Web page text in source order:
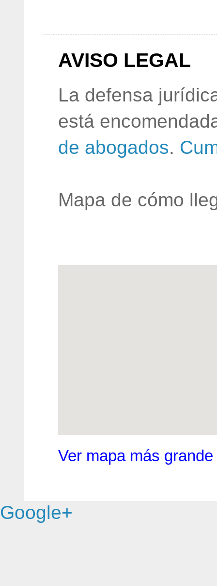
AVISO LEGAL
La defensa
está
de abogados.
Mapa de cómo
Ver mapa más grande
Google+